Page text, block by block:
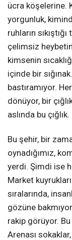
ücra köşelerine.
yorgunluk,
ruhların
çelimsiz
kimsenin
içinde bir
bastıramıyor.
dönüyor, bir
aslında bu çığlık.
Bu şehir, bir
oynadığımız,
yerdi. Şimdi ise
Market
sıralarında,
gözüne
rakip görüyor.
Arenası